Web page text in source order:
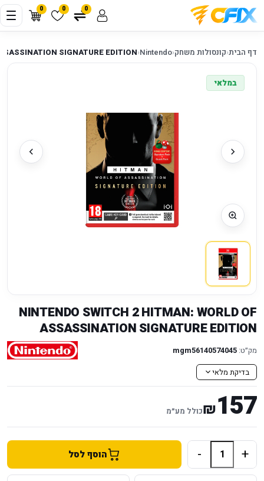
0 0 0
דף הבית‹קונסולות משחק‹
Nintendo
‹
SIGNATURE EDITION
במלאי
NINTENDO SWITCH 2 HITMAN: WORLD OF
ASSASSINATION SIGNATURE EDITION
מק״ט: mgm56140574045
בדיקת מלאי
157
₪כולל מע״מ
+
- הוסף לסל